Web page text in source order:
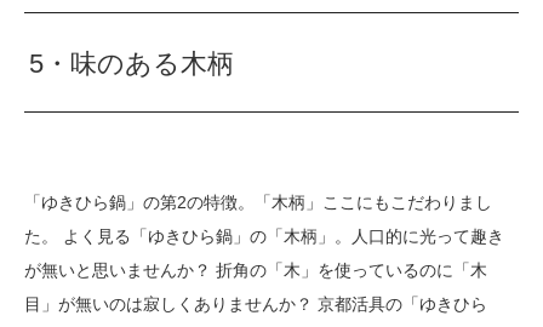
5・味のある木柄
「ゆきひら鍋」の第2の特徴。「木柄」ここにもこだわりまし
た。 よく見る「ゆきひら鍋」の「木柄」。人口的に光って趣き
が無いと思いませんか？ 折角の「木」を使っているのに「木
目」が無いのは寂しくありませんか？ 京都活具の「ゆきひら